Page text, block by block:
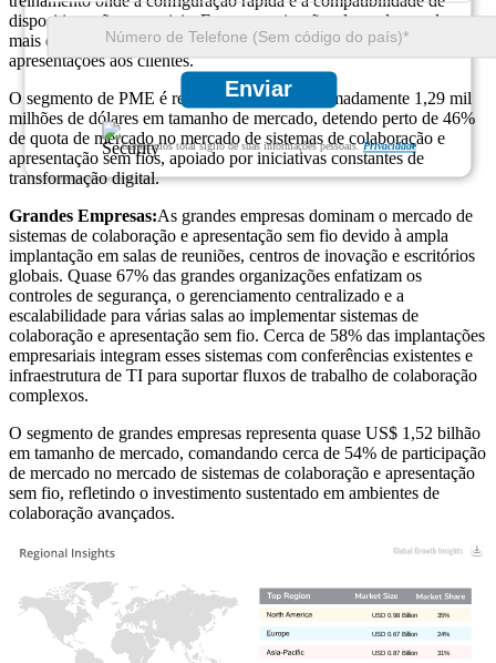
Enviar
Garantimos total sigilo de suas informações pessoais.Privacidade
dispositivos são essenciais. Essas organizações dependem cada vez
mais de soluções sem fio para aprimorar a comunicação interna e as
apresentações aos clientes.
O segmento de PME é responsável por aproximadamente 1,29 mil
milhões de dólares em tamanho de mercado, detendo perto de 46%
de quota de mercado no mercado de sistemas de colaboração e
apresentação sem fios, apoiado por iniciativas constantes de
transformação digital.
Grandes Empresas:As grandes empresas dominam o mercado de
sistemas de colaboração e apresentação sem fio devido à ampla
implantação em salas de reuniões, centros de inovação e escritórios
globais. Quase 67% das grandes organizações enfatizam os
controles de segurança, o gerenciamento centralizado e a
escalabilidade para várias salas ao implementar sistemas de
colaboração e apresentação sem fio. Cerca de 58% das implantações
empresariais integram esses sistemas com conferências existentes e
infraestrutura de TI para suportar fluxos de trabalho de colaboração
complexos.
O segmento de grandes empresas representa quase US$ 1,52 bilhão
em tamanho de mercado, comandando cerca de 54% de participação
de mercado no mercado de sistemas de colaboração e apresentação
sem fio, refletindo o investimento sustentado em ambientes de
colaboração avançados.
31%
USD 0.87 Billion
24%
USD 0.67 Billion
35%
USD 0.98 Billion